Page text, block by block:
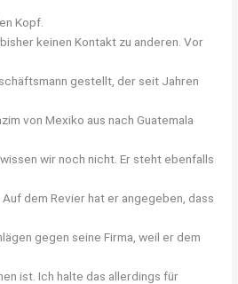
Kopf.
keinen Kontakt zu anderen. Vor
gestellt, der seit Jahren
von Mexiko aus nach Guatemala
wir noch nicht. Er steht ebenfalls
dem Revier hat er angegeben, dass
gegen seine Firma, weil er dem
ist. Ich halte das allerdings für